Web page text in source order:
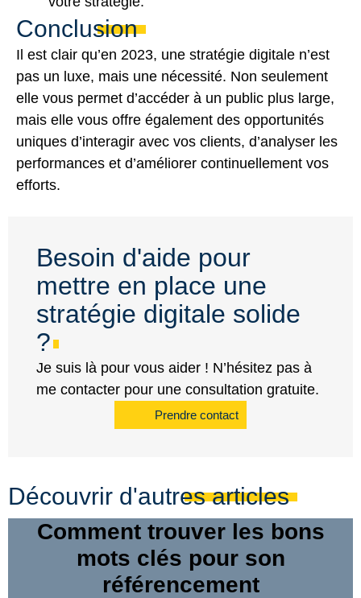
Conclusion
Il est clair qu’en 2023, une stratégie digitale n’est
pas un luxe, mais une nécessité. Non seulement
elle vous permet d’accéder à un public plus large,
mais elle vous offre également des opportunités
uniques d’interagir avec vos clients, d’analyser les
performances et d’améliorer continuellement vos
efforts.
Besoin d'aide pour
mettre en place une
stratégie digitale solide
?
Je suis là pour vous aider ! N’hésitez pas à
me contacter pour une consultation gratuite.
Prendre contact
Découvrir d'autres articles
Comment trouver les bons
mots clés pour son
référencement